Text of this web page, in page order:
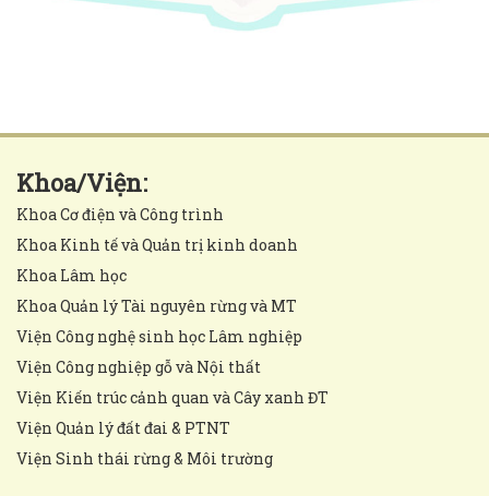
Khoa/Viện:
Khoa Cơ điện và Công trình
Khoa Kinh tế và Quản trị kinh doanh
Khoa Lâm học
Khoa Quản lý Tài nguyên rừng và MT
Viện Công nghệ sinh học Lâm nghiệp
Viện Công nghiệp gỗ và Nội thất
Viện Kiến trúc cảnh quan và Cây xanh ĐT
Viện Quản lý đất đai & PTNT
Viện Sinh thái rừng & Môi trường